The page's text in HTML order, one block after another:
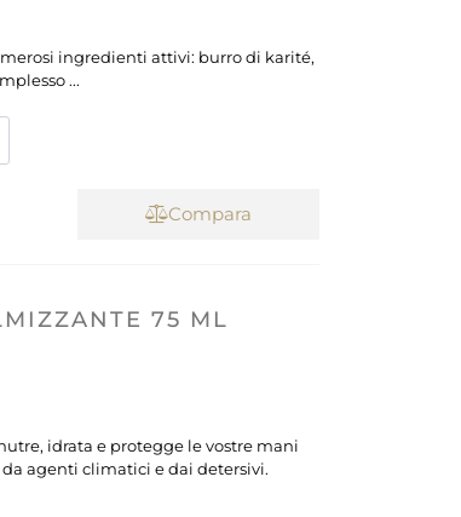
ingredienti attivi: burro di karité,
...
Compara
75 ML
idrata e protegge le vostre mani
agenti climatici e dai detersivi.